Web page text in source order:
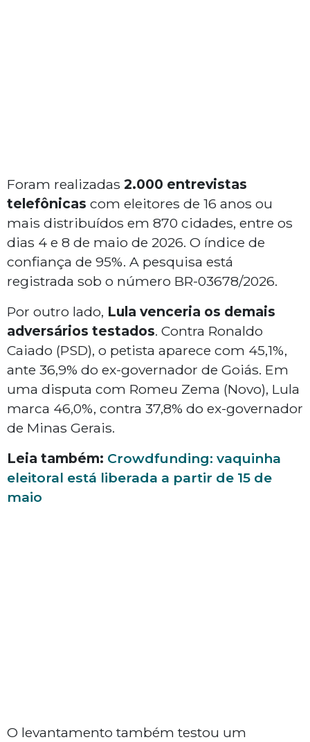
Foram realizadas 2.000 entrevistas
telefônicas com eleitores de 16 anos ou
mais distribuídos em 870 cidades, entre os
dias 4 e 8 de maio de 2026. O índice de
confiança de 95%. A pesquisa está
registrada sob o número BR-03678/2026.
Por outro lado, Lula venceria os demais
adversários testados. Contra Ronaldo
Caiado (PSD), o petista aparece com 45,1%,
ante 36,9% do ex-governador de Goiás. Em
uma disputa com Romeu Zema (Novo), Lula
marca 46,0%, contra 37,8% do ex-governador
de Minas Gerais.
Leia também: Crowdfunding: vaquinha
eleitoral está liberada a partir de 15 de
maio
O levantamento também testou um